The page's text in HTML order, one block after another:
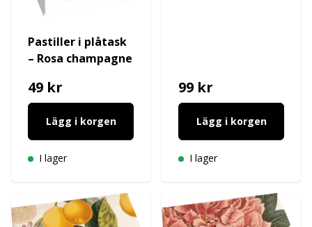
Pastiller i plåtask
– Rosa champagne
49 kr
Lägg i korgen
I lager
99 kr
Lägg i korgen
I lager